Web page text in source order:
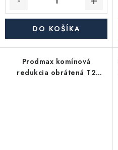
DO KOŠÍKA
Prodmax komínová
redukcia obrátená T2